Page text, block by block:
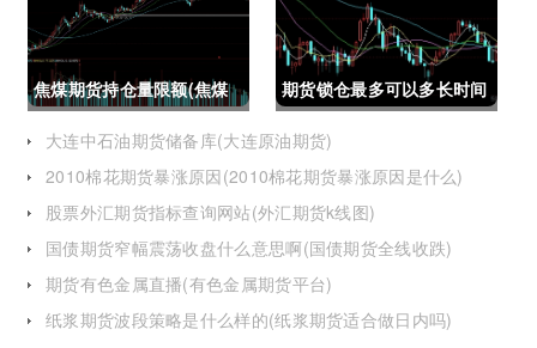
货呢)
焦煤期货持仓量限额(焦煤
期货持仓量限额是多少)
期货锁仓最多可以多长时间
(期货锁仓最多可以多长时
间卖出)
大连中石油期货储备库(大连原油期货)
2010棉花期货暴涨原因(2010棉花期货暴涨原因是什么)
股票外汇期货指标查询网站(外汇期货k线图)
国债期货窄幅震荡收盘什么意思啊(国债期货全线收跌)
期货有色金属直播(有色金属期货平台)
纸浆期货波段策略是什么样的(纸浆期货适合做日内吗)